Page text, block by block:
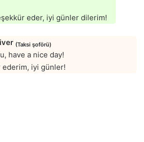
eder, iyi günler dilerim!
(Taksi şoförü)
have a nice day!
iyi günler!